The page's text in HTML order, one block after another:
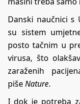
Danski naučnici s
su sistem
posto tačnim u
virusa, što
zaraženih
pišeNature.
I dok je potreba